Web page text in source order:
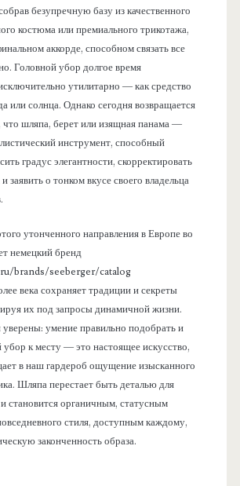
безупречную базу из качественного
костюма или премиального трикотажа,
аккорде, способном связать все
Головной убор долгое время
утилитарно — как средство
или солнца. Однако сегодня возвращается
что шляпа, берет или изящная панама —
инструмент, способный
градус элегантности, скорректировать
заявить о тонком вкусе своего владельца
утонченного направления в Европе во
немецкий бренд
brands/seeberger/catalog
века сохраняет традиции и секреты
их под запросы динамичной жизни.
умение правильно подобрать и
убор к месту — это настоящее искусство,
в наш гардероб ощущение изысканного
Шляпа перестает быть деталью для
становится органичным, статусным
стиля, доступным каждому,
законченность образа.